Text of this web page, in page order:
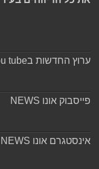
ערוץ החדשות בyou tube
פייסבוק אונו NEWS
אינסטגרם אונו NEWS